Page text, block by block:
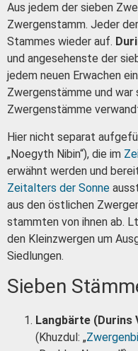
Aus jedem der sieben
Zwergenstamm. Jeder
Stammes wieder auf.
und angesehenste der
jedem neuen Erwachen
Zwergenstämme und
Zwergenstämme
Hier nicht separat
„Noegyth Nibin“), die im
erwähnt werden und
Zeitalters der Sonne
aus den östlichen
stammten von ihnen ab.
den Kleinzwergen um
Siedlungen.
Sieben
Langbärte (Durins
(Khuzdul: „